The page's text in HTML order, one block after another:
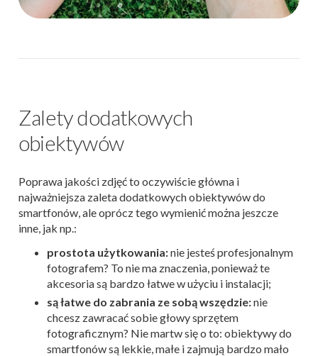
Zalety dodatkowych
obiektywów
Poprawa jakości zdjęć to oczywiście główna i
najważniejsza zaleta dodatkowych obiektywów do
smartfonów, ale oprócz tego wymienić można jeszcze
inne, jak np.:
prostota użytkowania:nie jesteś profesjonalnym
fotografem? To nie ma znaczenia, ponieważ te
akcesoria są bardzo łatwe w użyciu i instalacji;
są łatwe do zabrania ze sobą wszędzie:nie
chcesz zawracać sobie głowy sprzętem
fotograficznym? Nie martw się o to: obiektywy do
smartfonów są lekkie, małe i zajmują bardzo mało